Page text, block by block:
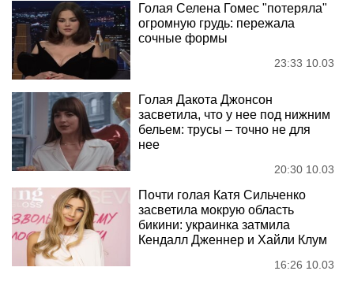
Голая Селена Гомес "потеряла"
огромную грудь: пережала
сочные формы
23:33 10.03
Голая Дакота Джонсон
засветила, что у нее под нижним
бельем: трусы – точно не для
нее
20:30 10.03
Почти голая Катя Сильченко
засветила мокрую область
бикини: украинка затмила
Кендалл Дженнер и Хайли Клум
16:26 10.03